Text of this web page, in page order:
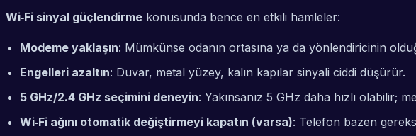
Wi‑Fi sinyal güçlendirme konusunda bence en etkili hamleler:
Modeme yaklaşın: Mümkünse odanın ortasına ya da yönlendiricinin
Engelleri azaltın: Duvar, metal yüzey, kalın kapılar sinyali ciddi düşürür.
5 GHz/2.4 GHz seçimini deneyin: Yakınsanız 5 GHz daha hızlı olabilir;
Wi‑Fi ağını otomatik değiştirmeyi kapatın (varsa): Telefon bazen